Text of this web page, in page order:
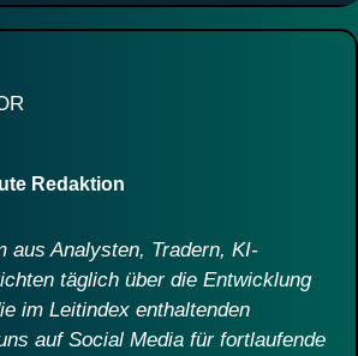
Redaktion
aus Analysten, Tradern, KI-
täglich über die Entwicklung
im Leitindex enthaltenden
auf Social Media für fortlaufende